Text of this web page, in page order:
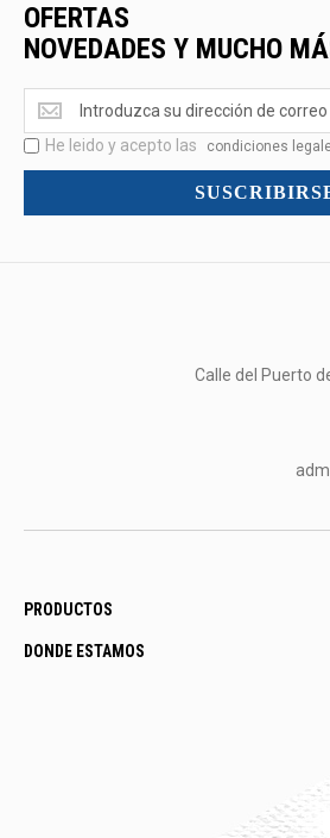
OFERTAS
NOVEDADES Y MUCHO
Ofertas
<br>Novedades
y
mucho
He leido y acepto las condiciones
Calle del Puerto
PRODUCTOS
DONDE ESTAMOS